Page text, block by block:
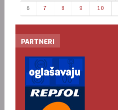
6 7 8 9 10
PARTNERI